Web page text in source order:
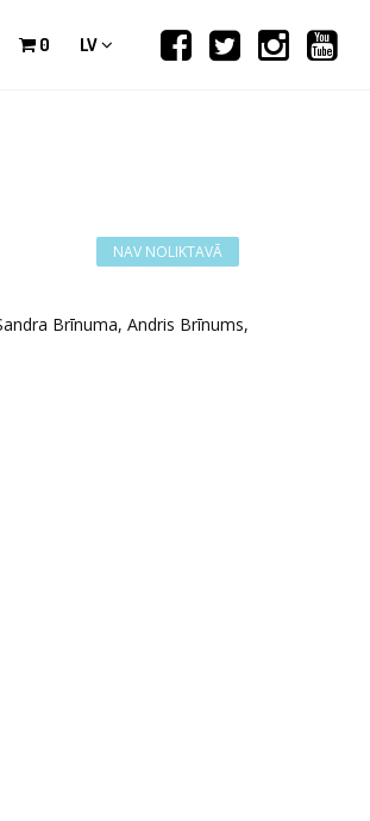
0 LV
Brīnuma, Andris Brīnums,